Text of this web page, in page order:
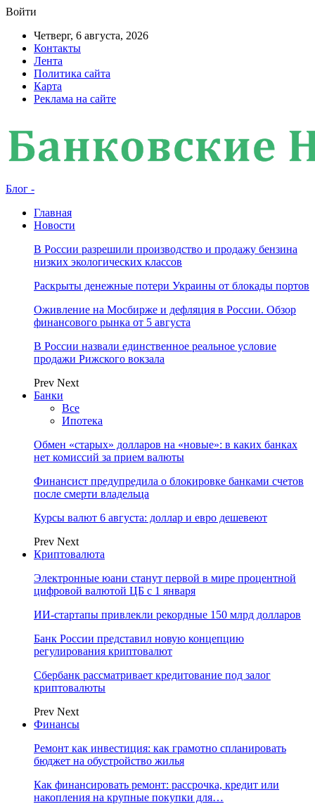
Войти
Четверг, 6 августа, 2026
Контакты
Лента
Политика сайта
Карта
Реклама на сайте
Блог -
Главная
Новости
В России разрешили производство и продажу бензина
низких экологических классов
Раскрыты денежные потери Украины от блокады портов
Оживление на Мосбирже и дефляция в России. Обзор
финансового рынка от 5 августа
В России назвали единственное реальное условие
продажи Рижского вокзала
Prev Next
Банки
Все
Ипотека
Обмен «старых» долларов на «новые»: в каких банках
нет комиссий за прием валюты
Финансист предупредила о блокировке банками счетов
после смерти владельца
Курсы валют 6 августа: доллар и евро дешевеют
Prev Next
Криптовалюта
Электронные юани станут первой в мире процентной
цифровой валютой ЦБ с 1 января
ИИ-стартапы привлекли рекордные 150 млрд долларов
Банк России представил новую концепцию
регулирования криптовалют
Сбербанк рассматривает кредитование под залог
криптовалюты
Prev Next
Финансы
Ремонт как инвестиция: как грамотно спланировать
бюджет на обустройство жилья
Как финансировать ремонт: рассрочка, кредит или
накопления на крупные покупки для…